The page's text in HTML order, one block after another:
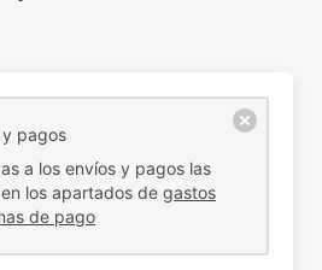
pagos
a los envíos y pagos las
los apartados de gastos
de pago